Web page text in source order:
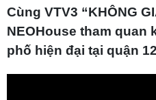
Cùng VTV3 “KHÔNG
NEOHouse tham quan
phố hiện đại tại quận